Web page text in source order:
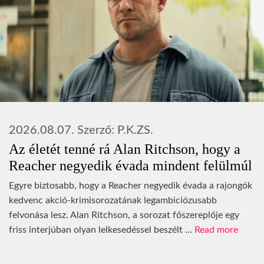
Az életét tenné rá Alan Ritchson, hogy a
Reacher negyedik évada mindent felülmúl
2026.08.07. Szerző: P.K.ZS.
Egyre biztosabb, hogy a Reacher negyedik évada a rajongók
kedvenc akció-krimisorozatának legambiciózusabb
felvonása lesz. Alan Ritchson, a sorozat főszereplője egy
friss interjúban olyan lelkesedéssel beszélt … Read more